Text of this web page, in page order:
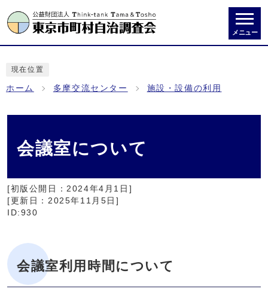
メニュー
現在位置
ホーム 多摩交流センター 施設・設備の利用
会議室について
[初版公開日：2024年4月1日 ]
[更新日： 2025年11月5日 ]
ID:930
会議室利用時間について